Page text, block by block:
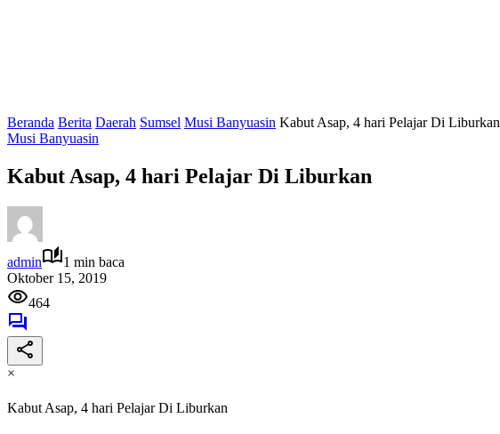
Beranda Berita Daerah Sumsel Musi Banyuasin Kabut Asap, 4 hari Pelajar Di Liburkan
Musi Banyuasin
Kabut Asap, 4 hari Pelajar Di Liburkan
admin
1 min baca
Oktober 15, 2019
464
×
Kabut Asap, 4 hari Pelajar Di Liburkan